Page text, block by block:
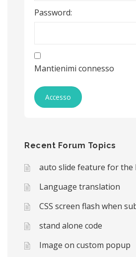
Password:
Mantienimi connesso
Accesso
Recent Forum Topics
auto slide feature for the
Language translation
CSS screen flash when
stand alone code
Image on custom popup